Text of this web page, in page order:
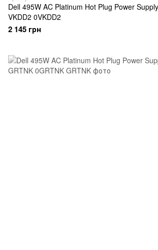
Dell 495W AC Platinum Hot Plug Power
VKDD2 0VKDD2
2 145 грн